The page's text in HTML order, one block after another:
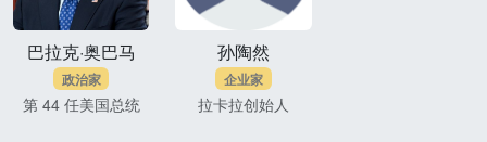
巴拉克·奥巴马
政治家
第 44 任美国总统
孙陶然
企业家
拉卡拉创始人